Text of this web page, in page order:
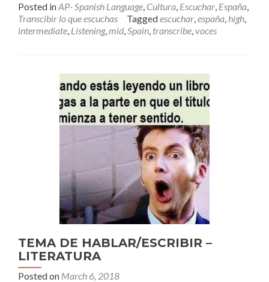
Posted inAP- Spanish Language, Cultura, Escuchar, España,
Transcibir lo que escuchas
Taggedescuchar,españa, high,
intermediate, Listening,mid,Spain, transcribe,voces
TEMA DE HABLAR/ESCRIBIR –
LITERATURA
Posted on March 6, 2018